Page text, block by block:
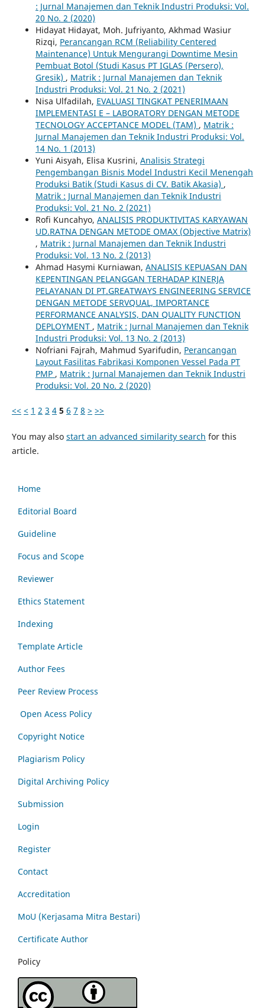
: Jurnal Manajemen dan Teknik Industri Produksi: Vol.
20 No. 2 (2020)
Hidayat Hidayat, Moh. Jufriyanto, Akhmad Wasiur
Rizqi, Perancangan RCM (Reliability Centered
Maintenance) Untuk Mengurangi Downtime Mesin
Pembuat Botol (Studi Kasus PT IGLAS (Persero),
Gresik) , Matrik : Jurnal Manajemen dan Teknik
Industri Produksi: Vol. 21 No. 2 (2021)
Nisa Ulfadilah, EVALUASI TINGKAT PENERIMAAN
IMPLEMENTASI E – LABORATORY DENGAN METODE
TECNOLOGY ACCEPTANCE MODEL (TAM) , Matrik :
Jurnal Manajemen dan Teknik Industri Produksi: Vol.
14 No. 1 (2013)
Yuni Aisyah, Elisa Kusrini, Analisis Strategi
Pengembangan Bisnis Model Industri Kecil Menengah
Produksi Batik (Studi Kasus di CV. Batik Akasia) ,
Matrik : Jurnal Manajemen dan Teknik Industri
Produksi: Vol. 21 No. 2 (2021)
Rofi Kuncahyo, ANALISIS PRODUKTIVITAS KARYAWAN
UD.RATNA DENGAN METODE OMAX (Objective Matrix)
, Matrik : Jurnal Manajemen dan Teknik Industri
Produksi: Vol. 13 No. 2 (2013)
Ahmad Hasymi Kurniawan, ANALISIS KEPUASAN DAN
KEPENTINGAN PELANGGAN TERHADAP KINERJA
PELAYANAN DI PT.GREATWAYS ENGINEERING SERVICE
DENGAN METODE SERVQUAL, IMPORTANCE
PERFORMANCE ANALYSIS, DAN QUALITY FUNCTION
DEPLOYMENT , Matrik : Jurnal Manajemen dan Teknik
Industri Produksi: Vol. 13 No. 2 (2013)
Nofriani Fajrah, Mahmud Syarifudin, Perancangan
Layout Fasilitas Fabrikasi Komponen Vessel Pada PT
PMP , Matrik : Jurnal Manajemen dan Teknik Industri
Produksi: Vol. 20 No. 2 (2020)
<< < 1 2 3 4 5 6 7 8 > >>
You may also start an advanced similarity search for this
article.
Home
Editorial Board
Guideline
Focus and Scope
Reviewer
Ethics Statement
Indexing
Template Article
Author Fees
Peer Review Process
Open Acess Policy
Copyright Notice
Plagiarism Policy
Digital Archiving Policy
Submission
Login
Register
Contact
Accreditation
MoU (Kerjasama Mitra Bestari)
Certificate Author
Policy